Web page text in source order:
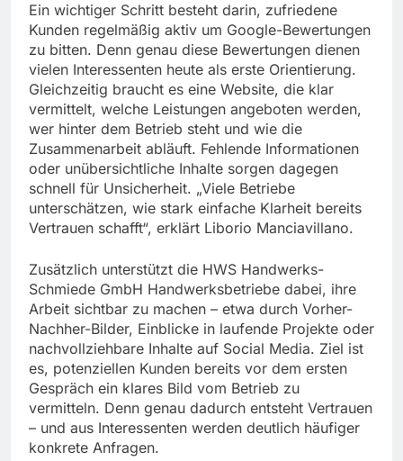
Ein wichtiger Schritt besteht darin, zufriedene
Kunden regelmäßig aktiv um Google-Bewertungen
zu bitten. Denn genau diese Bewertungen dienen
vielen Interessenten heute als erste Orientierung.
Gleichzeitig braucht es eine Website, die klar
vermittelt, welche Leistungen angeboten werden,
wer hinter dem Betrieb steht und wie die
Zusammenarbeit abläuft. Fehlende Informationen
oder unübersichtliche Inhalte sorgen dagegen
schnell für Unsicherheit. „Viele Betriebe
unterschätzen, wie stark einfache Klarheit bereits
Vertrauen schafft“, erklärt Liborio Manciavillano.
Zusätzlich unterstützt die HWS Handwerks-
Schmiede GmbH Handwerksbetriebe dabei, ihre
Arbeit sichtbar zu machen – etwa durch Vorher-
Nachher-Bilder, Einblicke in laufende Projekte oder
nachvollziehbare Inhalte auf Social Media. Ziel ist
es, potenziellen Kunden bereits vor dem ersten
Gespräch ein klares Bild vom Betrieb zu
vermitteln. Denn genau dadurch entsteht Vertrauen
– und aus Interessenten werden deutlich häufiger
konkrete Anfragen.